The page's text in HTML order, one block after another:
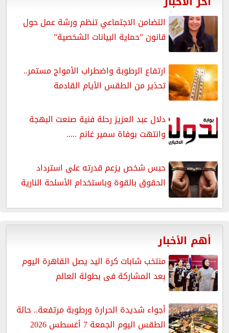
التضامن الاجتماعي تنظم ورشة عمل حول
قانون ”حماية البيانات الشخصية”
ارتفاع الرطوبة واضطراب الأمواج مستمر..
تحذير من الطقس الأيام القادمة
دلال عبد العزيز رحلة فنية صنعت البهجة
وانتهت بوفاة سمير غانم .....
حبس شخص يزعم قدرته على استرداد
الحقوق بالقوة وباستخدام الأسلحة النارية
أهم الأخبار
منتخب شابات كرة اليد يصل القاهرة اليوم
بعد المشاركة فى بطولة العالم
أجواء شديدة الحرارة ورطوبة مرتفعة.. حالة
الطقس اليوم الجمعة 7 أغسطس 2026